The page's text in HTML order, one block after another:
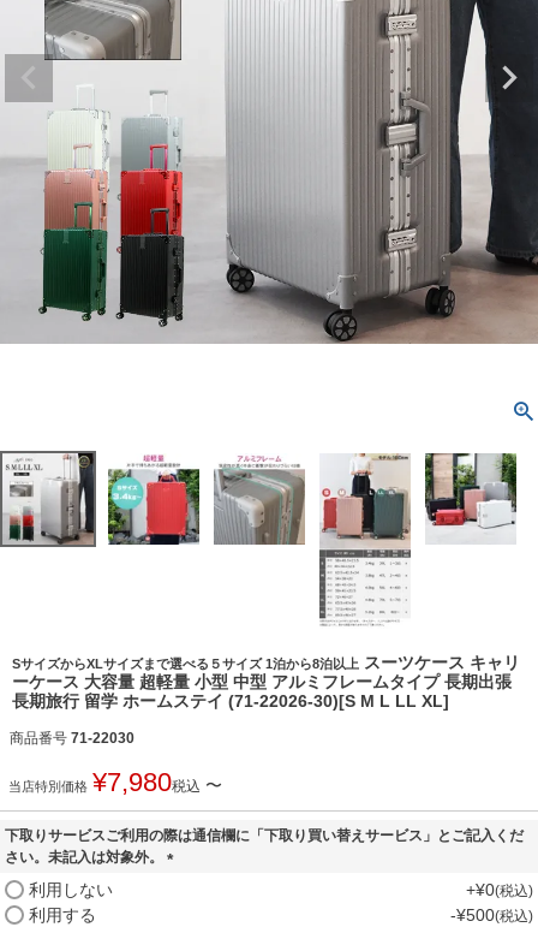
SサイズからXLサイズまで選べる５サイズ 1泊から8泊以上 スーツケース キャリ
ーケース 大容量 超軽量 小型 中型 アルミフレームタイプ 長期出張
長期旅行 留学 ホームステイ (71-22026-30)[S M L LL XL]
商品番号 71-22030
当店特別価格 ¥7,980税込 〜
下取りサービスご利用の際は通信欄に「下取り買い替えサービス」とご記入くだ
さい。未記入は対象外。
利用しない +¥0 税込
利用する -¥500 税込